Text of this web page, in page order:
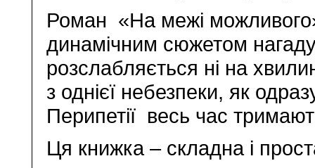
Роман «На межі
динамічним сюжетом
розслабляється ні на
з однієї небезпеки, як
Перипетії весь час
Ця книжка – складна і